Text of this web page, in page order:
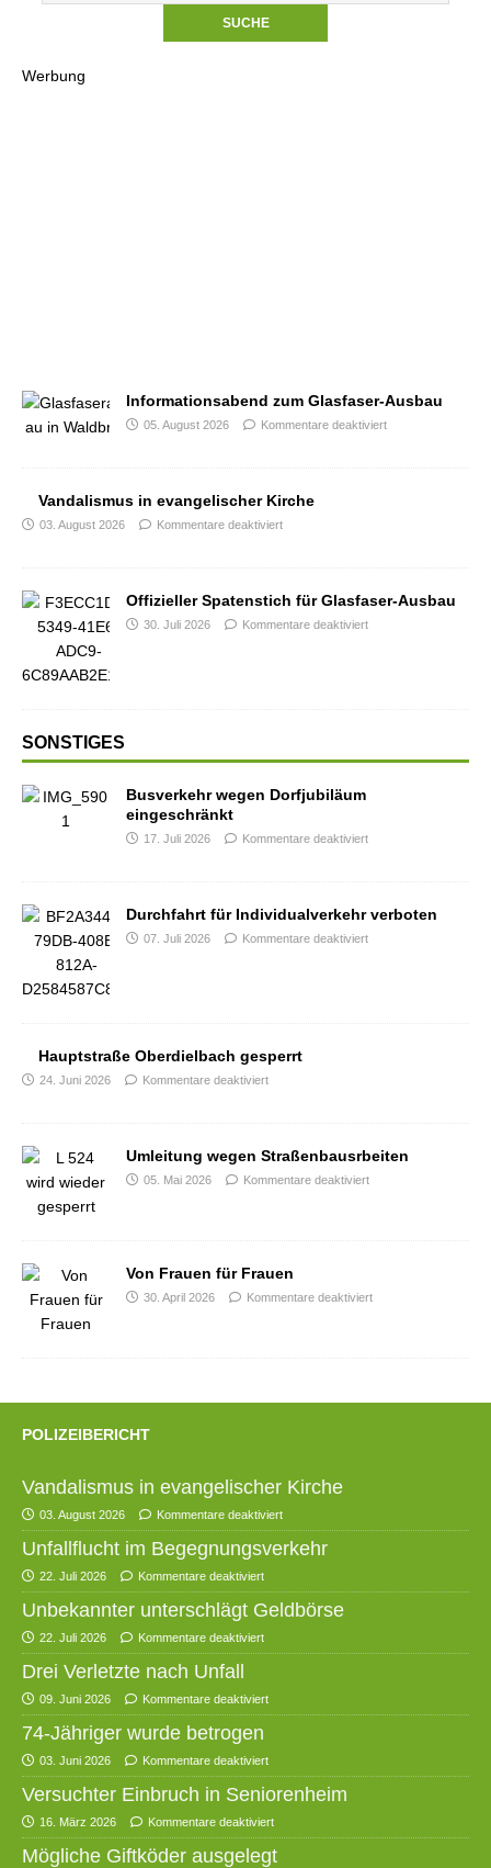
Werbung
Informationsabend zum Glasfaser-Ausbau
05. August 2026 Kommentare deaktiviert
Vandalismus in evangelischer Kirche
03. August 2026 Kommentare deaktiviert
Offizieller Spatenstich für Glasfaser-Ausbau
30. Juli 2026 Kommentare deaktiviert
SONSTIGES
Busverkehr wegen Dorfjubiläum
eingeschränkt
17. Juli 2026 Kommentare deaktiviert
Durchfahrt für Individualverkehr verboten
07. Juli 2026 Kommentare deaktiviert
Hauptstraße Oberdielbach gesperrt
24. Juni 2026 Kommentare deaktiviert
Umleitung wegen Straßenbausrbeiten
05. Mai 2026 Kommentare deaktiviert
Von Frauen für Frauen
30. April 2026 Kommentare deaktiviert
POLIZEIBERICHT
Vandalismus in evangelischer Kirche
03. August 2026 Kommentare deaktiviert
Unfallflucht im Begegnungsverkehr
22. Juli 2026 Kommentare deaktiviert
Unbekannter unterschlägt Geldbörse
22. Juli 2026 Kommentare deaktiviert
Drei Verletzte nach Unfall
09. Juni 2026 Kommentare deaktiviert
74-Jähriger wurde betrogen
03. Juni 2026 Kommentare deaktiviert
Versuchter Einbruch in Seniorenheim
16. März 2026 Kommentare deaktiviert
Mögliche Giftköder ausgelegt